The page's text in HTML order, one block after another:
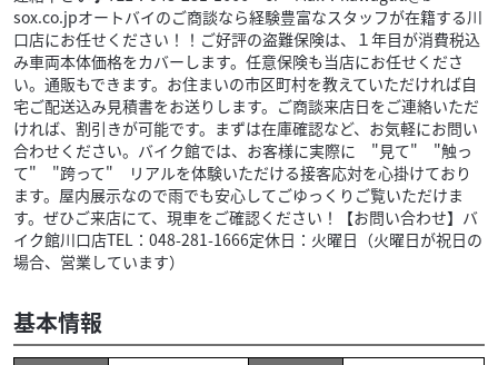
sox.co.jpオートバイのご商談なら経験豊富なスタッフが在籍する川
口店にお任せください！！ご好評の盗難保険は、１年目が消費税込
み車両本体価格をカバーします。任意保険も当店にお任せくださ
い。通販もできます。お住まいの市区町村を教えていただければ自
宅ご配送込み見積書をお送りします。ご商談来店日をご連絡いただ
ければ、割引きが可能です。まずは在庫確認など、お気軽にお問い
合わせください。バイク館では、お客様に実際に "見て" "触っ
て" "跨って" リアルを体験いただける接客応対を心掛けており
ます。屋内展示なので雨でも安心してごゆっくりご覧いただけま
す。ぜひご来店にて、現車をご確認ください！【お問い合わせ】バ
イク館川口店TEL：048-281-1666定休日：火曜日（火曜日が祝日の
場合、営業しています）
基本情報